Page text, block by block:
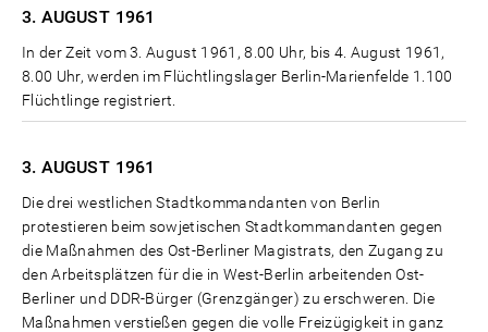
3. AUGUST 1961
In der Zeit vom 3. August 1961, 8.00 Uhr, bis 4. August 1961,
8.00 Uhr, werden im Flüchtlingslager Berlin-Marienfelde 1.100
Flüchtlinge registriert.
3. AUGUST 1961
Die drei westlichen Stadtkommandanten von Berlin
protestieren beim sowjetischen Stadtkommandanten gegen
die Maßnahmen des Ost-Berliner Magistrats, den Zugang zu
den Arbeitsplätzen für die in West-Berlin arbeitenden Ost-
Berliner und DDR-Bürger (Grenzgänger) zu erschweren. Die
Maßnahmen verstießen gegen die volle Freizügigkeit in ganz